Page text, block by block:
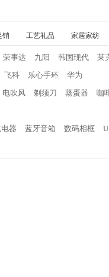
销 工艺礼品 家居家纺
荣事达 九阳 韩国现代 莱
飞科 乐心手环
华为
电吹风 剃须刀 蒸蛋器 咖
器 蓝牙音箱 数码相框